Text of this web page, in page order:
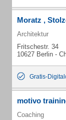
Moratz ,
Architektur
Fritschestr. 34
10627 Berlin -
Gratis-
motivo
Coaching